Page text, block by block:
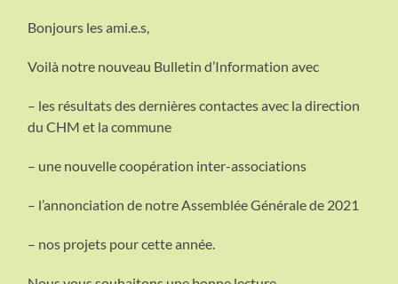
Bonjours les ami.e.s,
Voilà notre nouveau Bulletin d’Information avec
– les résultats des dernières contactes avec la direction
du CHM et la commune
– une nouvelle coopération inter-associations
– l’annonciation de notre Assemblée Générale de 2021
– nos projets pour cette année.